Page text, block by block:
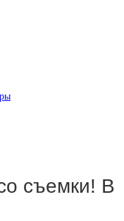
съемки! В